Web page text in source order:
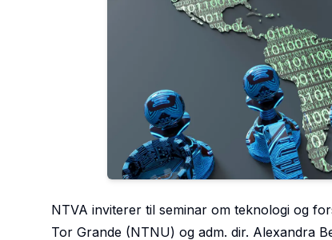
NTVA inviterer til seminar om teknologi og
Tor Grande (NTNU) og adm. dir. Alexandra